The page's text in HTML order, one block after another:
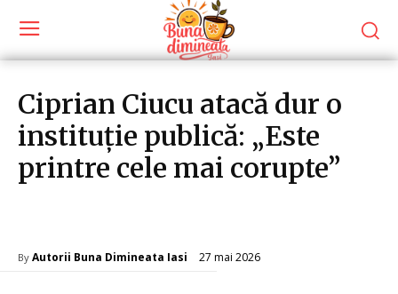
Ciprian Ciucu atacă dur o
instituție publică: „Este
printre cele mai corupte”
By Autorii Buna Dimineata Iasi 27 mai 2026